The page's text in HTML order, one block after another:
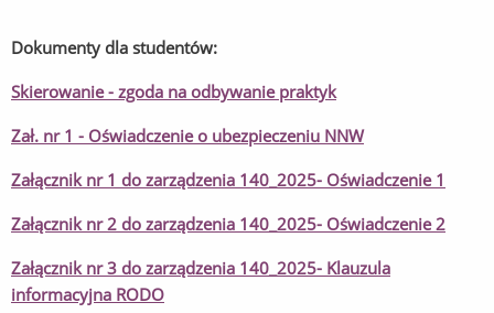
Dokumenty dla studentów:
Skierowanie - zgoda na odbywanie praktyk
Zał. nr 1 - Oświadczenie o ubezpieczeniu NNW
Załącznik nr 1 do zarządzenia 140_2025- Oświadczenie 1
Załącznik nr 2 do zarządzenia 140_2025- Oświadczenie 2
Załącznik nr 3 do zarządzenia 140_2025- Klauzula
informacyjna RODO